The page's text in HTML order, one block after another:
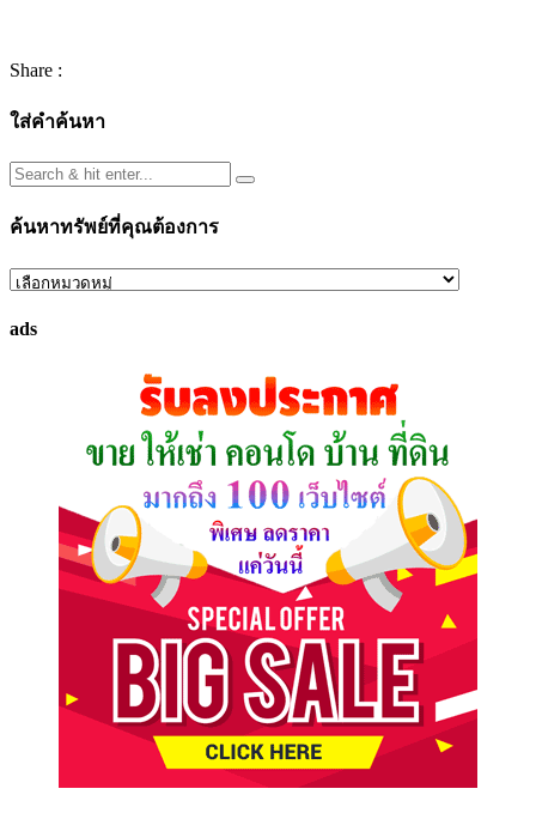
Share :
ใส่คำค้นหา
ค้นหาทรัพย์ที่คุณต้องการ
ค้นหา
ที่
ads